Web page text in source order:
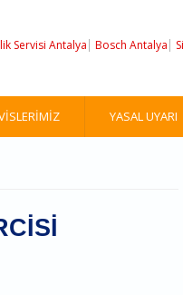
Servisi Antalya Bosch Antalya
YASAL UYARI